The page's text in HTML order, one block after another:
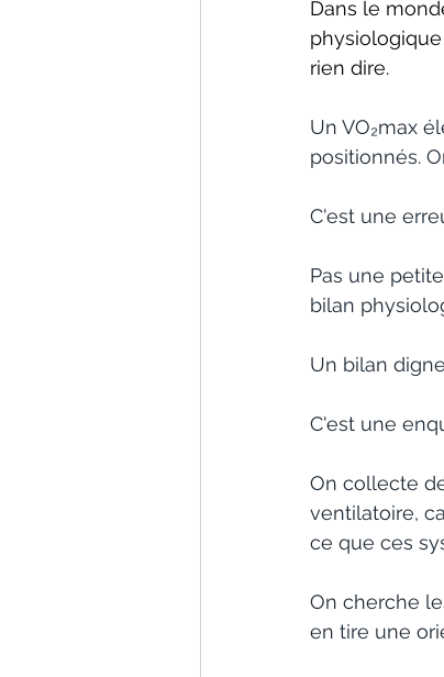
RéflexeDans le
rien dire.
Un VO₂max
positionnés.
C'est une
Pas une
bilan
Un bilan
C'est une
On collecte
ventilatoire,
ce que ces
On cherche
en tire une